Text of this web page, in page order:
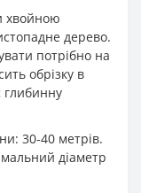
хвойною
дерево.
потрібно на
обрізку в
глибинну
30-40 метрів.
діаметр